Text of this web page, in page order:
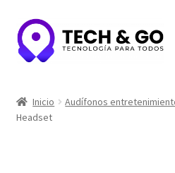
Ir
a
la
Ir
al
contenido
Contacto
Inicio Audífonos
Headset